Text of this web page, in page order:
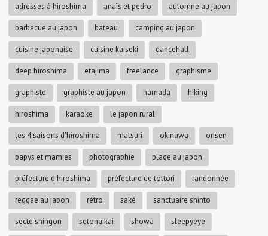
adresses à hiroshima anaïs et pedro automne au japon
barbecue au japon bateau camping au japon
cuisine japonaise cuisine kaiseki dancehall
deep hiroshima etajima freelance graphisme
graphiste graphiste au japon hamada hiking
hiroshima karaoke le japon rural
les 4 saisons d'hiroshima matsuri okinawa onsen
papys et mamies photographie plage au japon
préfecture d'hiroshima préfecture de tottori randonnée
reggae au japon rétro saké sanctuaire shinto
secte shingon setonaikai showa sleepyeye